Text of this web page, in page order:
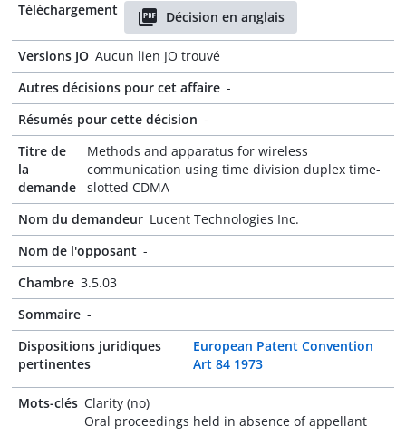
Téléchargement
Décision en anglais
Versions JO Aucun lien JO trouvé
Autres décisions pour cet affaire -
Résumés pour cette décision -
Titre de
la
demande
Methods and apparatus for wireless
communication using time division duplex time-
slotted CDMA
Nom du demandeur Lucent Technologies Inc.
Nom de l'opposant -
Chambre 3.5.03
Sommaire -
Dispositions juridiques
pertinentes
European Patent Convention
Art 84 1973
Mots-clés Clarity (no)
Oral proceedings held in absence of appellant